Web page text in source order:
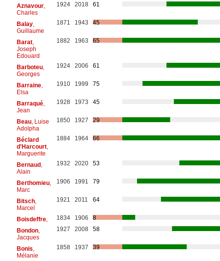
Aznavour,
Charles
1924 2018 61
Balay,
Guillaume
1871 1943 45
Barat,
Joseph
Edouard
1882 1963 65
Barboteu,
Georges
1924 2006 61
Barraine,
Elsa
1910 1999 75
Barraqué,
Jean
1928 1973 45
Beau, Luise
Adolpha
1850 1927 29
Béclard
d'Harcourt,
Marguerite
1884 1964 66
Bernaud,
Alain
1932 2020 53
Berthomieu,
Marc
1906 1991 79
Bitsch,
Marcel
1921 2011 64
Boisdeffre, 1834 1906
8
Bondon,
Jacques
1927 2008 58
Bonis
Mélanie
1858 1937 39